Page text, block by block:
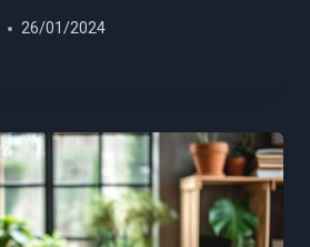
26/01/2024